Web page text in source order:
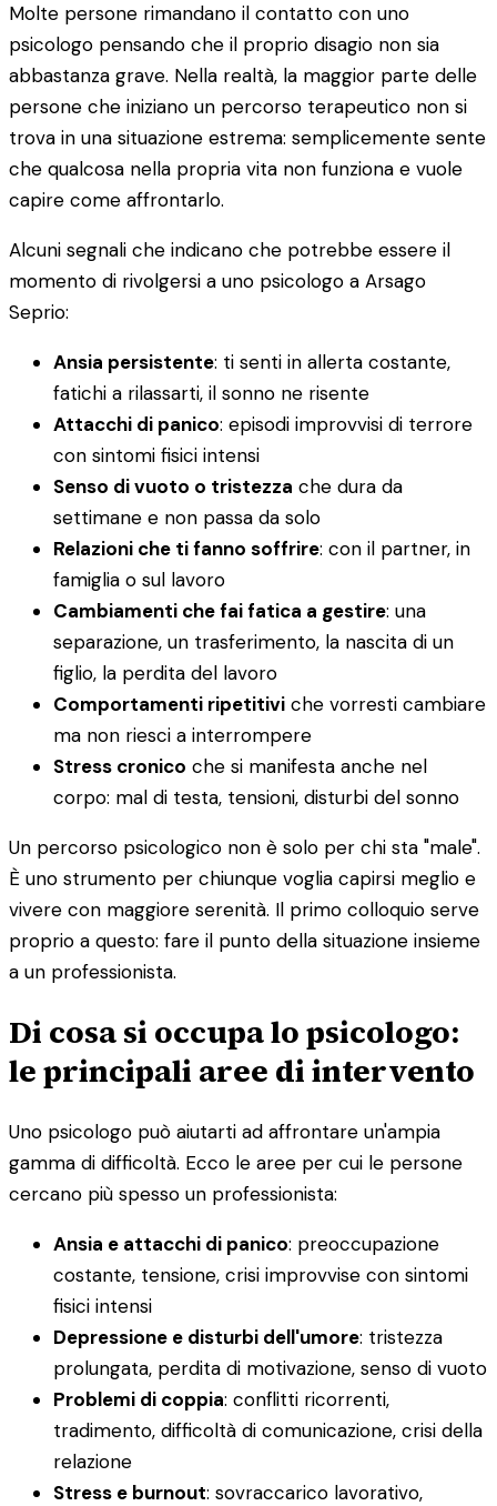
Molte persone rimandano il contatto con uno
psicologo pensando che il proprio disagio non sia
abbastanza grave. Nella realtà, la maggior parte delle
persone che iniziano un percorso terapeutico non si
trova in una situazione estrema: semplicemente sente
che qualcosa nella propria vita non funziona e vuole
capire come affrontarlo.
Alcuni segnali che indicano che potrebbe essere il
momento di rivolgersi a uno psicologo a Arsago
Seprio:
Ansia persistente: ti senti in allerta costante,
fatichi a rilassarti, il sonno ne risente
Attacchi di panico: episodi improvvisi di terrore
con sintomi fisici intensi
Senso di vuoto o tristezza che dura da
settimane e non passa da solo
Relazioni che ti fanno soffrire: con il partner, in
famiglia o sul lavoro
Cambiamenti che fai fatica a gestire: una
separazione, un trasferimento, la nascita di un
figlio, la perdita del lavoro
Comportamenti ripetitivi che vorresti cambiare
ma non riesci a interrompere
Stress cronico che si manifesta anche nel
corpo: mal di testa, tensioni, disturbi del sonno
Un percorso psicologico non è solo per chi sta "male".
È uno strumento per chiunque voglia capirsi meglio e
vivere con maggiore serenità. Il primo colloquio serve
proprio a questo: fare il punto della situazione insieme
a un professionista.
Di cosa si occupa lo psicologo:
le principali aree di intervento
Uno psicologo può aiutarti ad affrontare un'ampia
gamma di difficoltà. Ecco le aree per cui le persone
cercano più spesso un professionista:
Ansia e attacchi di panico: preoccupazione
costante, tensione, crisi improvvise con sintomi
fisici intensi
Depressione e disturbi dell'umore: tristezza
prolungata, perdita di motivazione, senso di vuoto
Problemi di coppia: conflitti ricorrenti,
tradimento, difficoltà di comunicazione, crisi della
relazione
Stress e burnout: sovraccarico lavorativo,